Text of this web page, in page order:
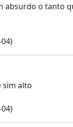
absurdo o tanto
sim alto